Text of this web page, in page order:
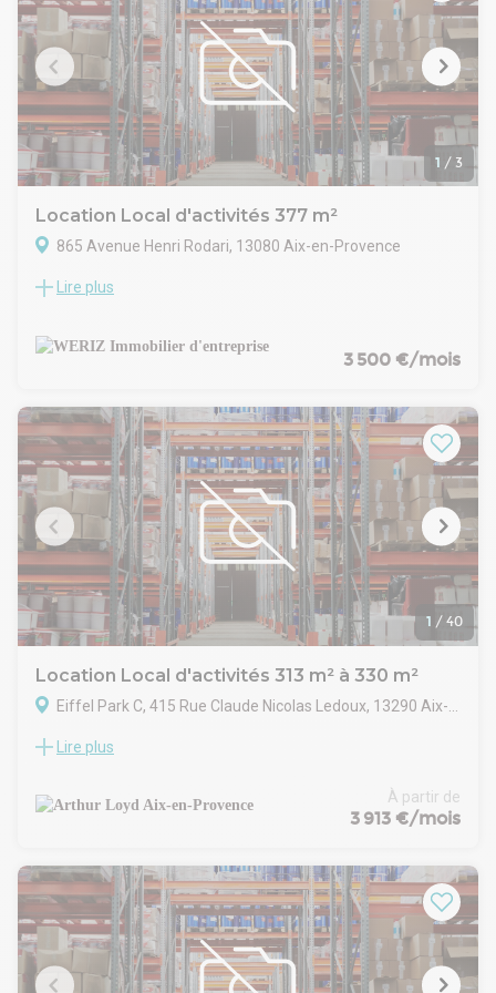
1 / 3
Location Local d'activités 377 m²
865 Avenue Henri Rodari, 13080 Aix-en-Provence
WERIZ, acteur indépendant et local du marché de
Provence, vous propose à la location des locaux d'activité et
entrepôts à Aix-en-Provence. Ces espaces, dotés d'une
lourds et parkings.
Lire plus
3 500 €/mois
1 / 40
Location Local d'activités 313 m² à 330 m²
Eiffel Park C, 415 Rue Claude Nicolas Ledoux, 13290 Aix-en-Provence
ARTHUR LOYD FIGUIERE IMMOBILIER vous propose, en
un local mixte de 330 m², développant 240 m² de bureaux
cloisonnés, climatisés et fibrés, avec 90 m² d'activités.
parking sont attribuées à ce local.
Disponible après accord, à la location.
Bureaux :
- sol lames pvc imitation parquet à l'étage
- dalles de faux plafond 60*60 avec pavés LED
Lire plus
À partir de
3 913 €/mois